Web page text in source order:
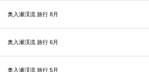
奥入瀬渓流 旅行 8月
奥入瀬渓流 旅行 6月
奥入瀬渓流 旅行 5月